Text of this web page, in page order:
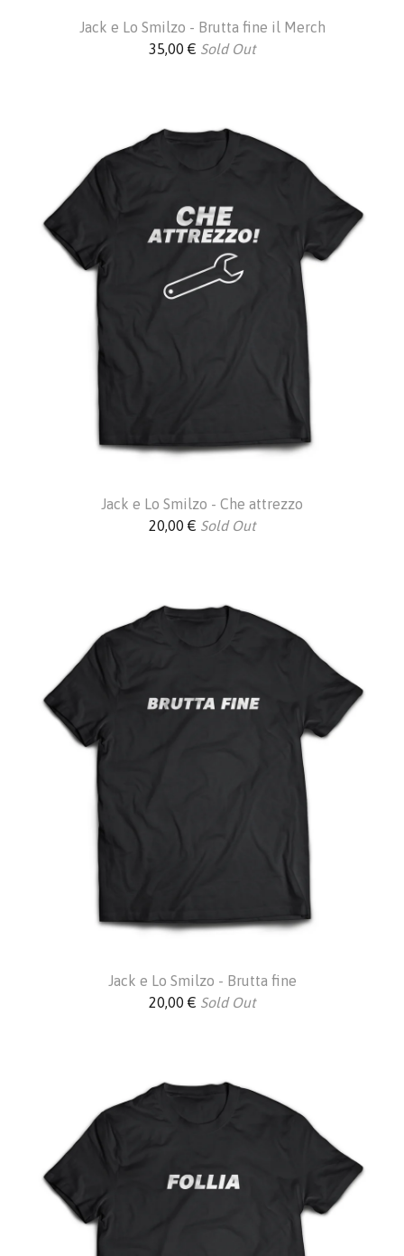
Jack e Lo Smilzo - Brutta fine il Merch
35,00 € Sold Out
Jack e Lo Smilzo - Che attrezzo
20,00 € Sold Out
Jack e Lo Smilzo - Brutta fine
20,00 € Sold Out